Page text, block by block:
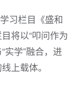
习栏目《盛和
将以“叩问作为
实学”融合，进
上载体。